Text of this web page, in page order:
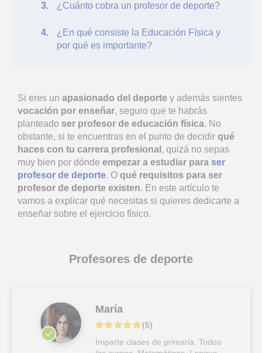
¿Cuánto cobra un profesor de deporte?
¿En qué consiste la Educación Física y
por qué es importante?
Si eres un apasionado del deporte y además sientes
vocación por enseñar, seguro que te habrás
planteado ser profesor de educación física. No
obstante, si te encuentras en el punto de decidir qué
haces con tu carrera profesional , quizá no sepas
muy bien por dónde empezar a estudiar para ser
profesor de deporte. O qué requisitos para ser
profesor de deporte existen. En este artículo te
vamos a explicar qué necesitas si quieres dedicarte a
enseñar sobre el ejercicio físico.
Profesores de deporte
María
(5)
Imparte clases de primaria, Todos